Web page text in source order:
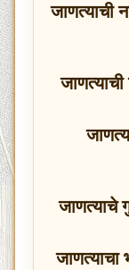
जाणत्याची
जाणत्याचा